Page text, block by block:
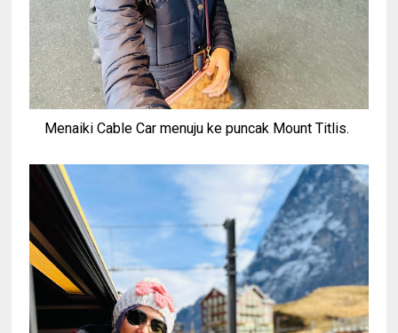
Menaiki Cable Car menuju ke puncak Mount Titlis.